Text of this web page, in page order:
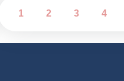
1 2 3 4